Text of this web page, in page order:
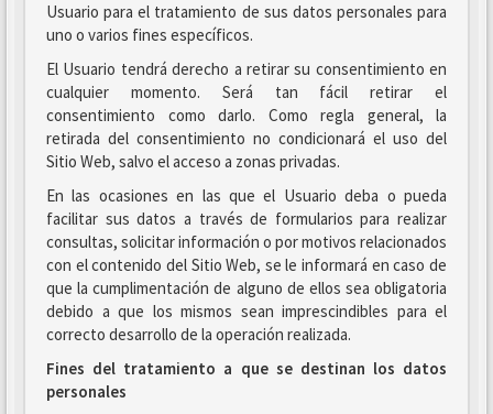
Usuario para el tratamiento de sus datos personales para
uno o varios fines específicos.
El Usuario tendrá derecho a retirar su consentimiento en
cualquier momento. Será tan fácil retirar el
consentimiento como darlo. Como regla general, la
retirada del consentimiento no condicionará el uso del
Sitio Web, salvo el acceso a zonas privadas.
En las ocasiones en las que el Usuario deba o pueda
facilitar sus datos a través de formularios para realizar
consultas, solicitar información o por motivos relacionados
con el contenido del Sitio Web, se le informará en caso de
que la cumplimentación de alguno de ellos sea obligatoria
debido a que los mismos sean imprescindibles para el
correcto desarrollo de la operación realizada.
Fines del tratamiento a que se destinan los datos
personales